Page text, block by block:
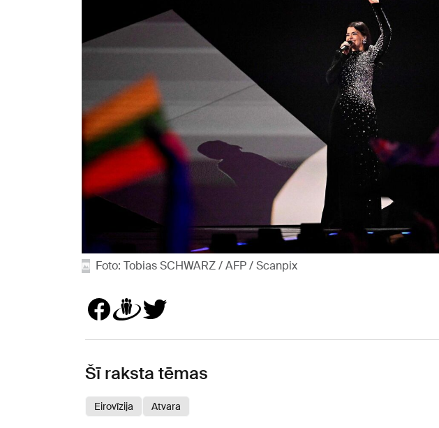
Foto: Tobias SCHWARZ / AFP / Scanpix
Šī raksta tēmas
Eirovīzija Atvara